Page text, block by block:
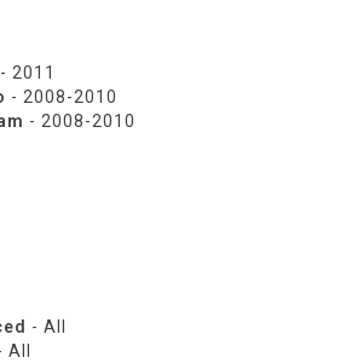
- 2011
- 2008-2010
- 2008-2010
- All
All